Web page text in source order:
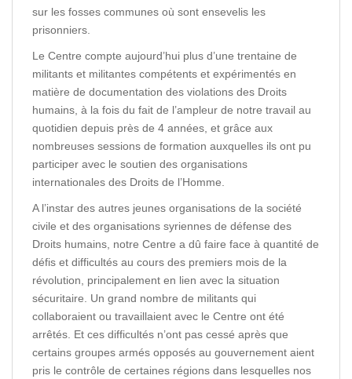
sur les fosses communes où sont ensevelis les
prisonniers.
Le Centre compte aujourd’hui plus d’une trentaine de
militants et militantes compétents et expérimentés en
matière de documentation des violations des Droits
humains, à la fois du fait de l’ampleur de notre travail au
quotidien depuis près de 4 années, et grâce aux
nombreuses sessions de formation auxquelles ils ont pu
participer avec le soutien des organisations
internationales des Droits de l’Homme.
A l’instar des autres jeunes organisations de la société
civile et des organisations syriennes de défense des
Droits humains, notre Centre a dû faire face à quantité de
défis et difficultés au cours des premiers mois de la
révolution, principalement en lien avec la situation
sécuritaire. Un grand nombre de militants qui
collaboraient ou travaillaient avec le Centre ont été
arrêtés. Et ces difficultés n’ont pas cessé après que
certains groupes armés opposés au gouvernement aient
pris le contrôle de certaines régions dans lesquelles nos